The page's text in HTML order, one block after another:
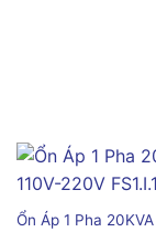
Ổn Áp 1 Pha